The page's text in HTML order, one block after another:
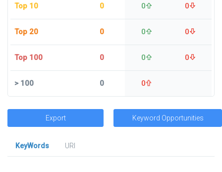
Top 10 0 0 0
Top 20 0 0 0
Top 100 0 0 0
>100 0 0
Export Keyword Opportunities
KeyWords
URl